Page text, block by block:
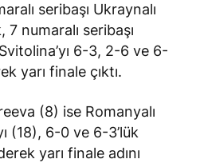
seribaşı Ukraynalı
numaralı seribaşı
6-3, 2-6 ve 6-
yarı finale çıktı.
(8) ise Romanyalı
(18), 6-0 ve 6-3’lük
yarı finale adını